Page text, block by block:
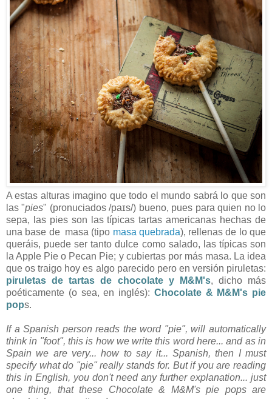
A estas alturas imagino que todo el mundo sabrá lo que son
las "pies" (pronuciados /paɪs/) bueno, pues para quien no lo
sepa, las pies son las típicas tartas americanas hechas de
una base de masa (tipo masa quebrada), rellenas de lo que
queráis, puede ser tanto dulce como salado, las típicas son
la Apple Pie o Pecan Pie; y cubiertas por más masa. La idea
que os traigo hoy es algo parecido pero en versión piruletas:
piruletas de tartas de chocolate y M&M's, dicho más
poéticamente (o sea, en inglés): Chocolate & M&M's pie
pops.
If a Spanish person reads the word "pie", will automatically
think in "foot", this is how we write this word here... and as in
Spain we are very... how to say it... Spanish, then I must
specify what do "pie" really stands for. But if you are reading
this in English, you don't need any further explanation... just
one thing, that these Chocolate & M&M's pie pops are